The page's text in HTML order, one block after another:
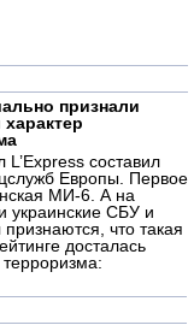
признали
составил
Европы. Первое
МИ-6. А на
украинские СБУ и
что такая
досталась